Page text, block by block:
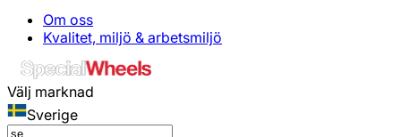
Om oss
Kvalitet, miljö & arbetsmiljö
Välj marknad
Sverige